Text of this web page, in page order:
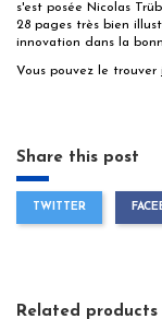
s'est posée Nicolas
28 pages très bien
innovation dans la
Vous pouvez le trouver
Share this post
TWITTER
Related products